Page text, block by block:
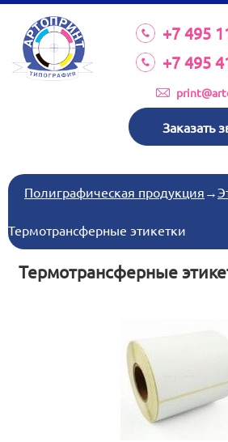
+7 495
+7 495
Заказать
О КОМПАНИИ
УСЛУГИ
КАТАЛОГ
ТРЕБОВАНИЯ К МАКЕТАМ
НОВОСТИ
КОНТАКТЫ
пн-пт 8:30 17:00
print@artoprint.ru
Полиграфическая продукция →
Термотрансферные этикетки
Термотрансферные